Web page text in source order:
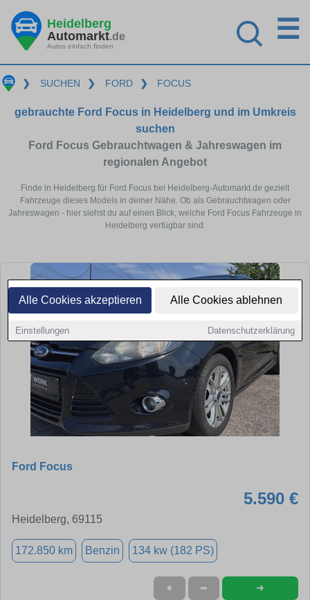
Alle Cookies akzeptieren Alle Cookies ablehnen
Einstellungen Datenschutzerklärung
Heidelberg
Automarkt.de
Autos einfach finden
☰
❯ SUCHEN ❯ FORD ❯ FOCUS
gebrauchte Ford Focus in Heidelberg und im Umkreis
suchen
Ford Focus Gebrauchtwagen & Jahreswagen im
regionalen Angebot
Finde in Heidelberg für Ford Focus bei Heidelberg-Automarkt.de gezielt
Fahrzeuge dieses Models in deiner Nähe. Ob als Gebrauchtwagen oder
Jahreswagen - hier siehst du auf einen Blick, welche Ford Focus Fahrzeuge in
Heidelberg verfügbar sind.
Ford Focus
5.590 €
Heidelberg, 69115
172.850 km Benzin 134 kw (182 PS)
★ ➦ ➜